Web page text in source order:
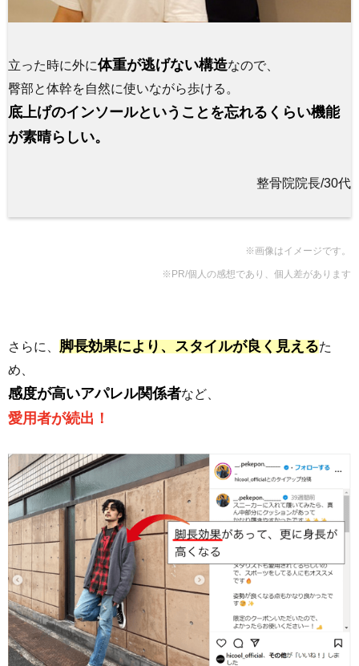
立った時に外に体重が逃げない構造なので、
臀部と体幹を自然に使いながら歩ける。
底上げのインソールということを忘れるくらい機能
が素晴らしい。
整骨院院長/30代
※画像はイメージです。
※PR/個人の感想であり、個人差があります
さらに、 脚長効果により、スタイルが良く見えるた
め、
感度が高いアパレル関係者など、
愛用者が続出！